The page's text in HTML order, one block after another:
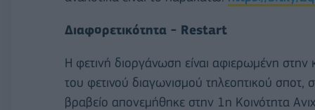
Διαφορετικότητα - Restart
Η φετινή διοργάνωση είναι αφιερωμένη στην
του φετινού διαγωνισμού τηλεοπτικού
βραβείο απονεμήθηκε στην 1η Κοινότητα